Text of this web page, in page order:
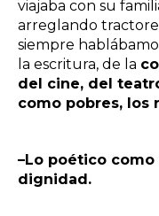
viajaba con su
arreglando
siempre
la escritura, de la
del cine, del
como pobres, los
–Lo poético
dignidad.